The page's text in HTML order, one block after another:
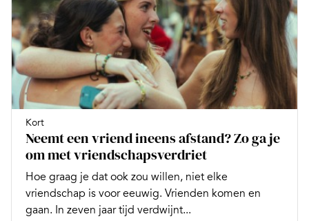
Kort
Neemt een vriend ineens afstand? Zo ga je
om met vriendschapsverdriet
Hoe graag je dat ook zou willen, niet elke
vriendschap is voor eeuwig. Vrienden komen en
gaan. In zeven jaar tijd verdwijnt...